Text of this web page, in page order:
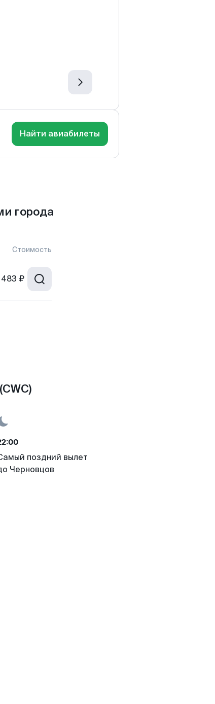
Найти авиабилеты
города
Стоимость
483 ₽
поздний вылет
Черновцов